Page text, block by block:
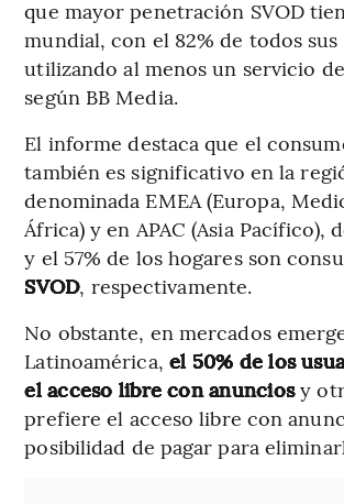
que mayor penetración SVOD
mundial, con el 82% de todos sus
utilizando al menos un servicio de
según BB Media.
El informe destaca que el
también es significativo en la
denominada EMEA (Europa,
África) y en APAC (Asia Pacífico),
y el 57% de los hogares son
SVOD, respectivamente.
No obstante, en mercados
Latinoamérica, el 50% de los
el acceso libre con anunciosy
prefiere el acceso libre con
posibilidad de pagar para